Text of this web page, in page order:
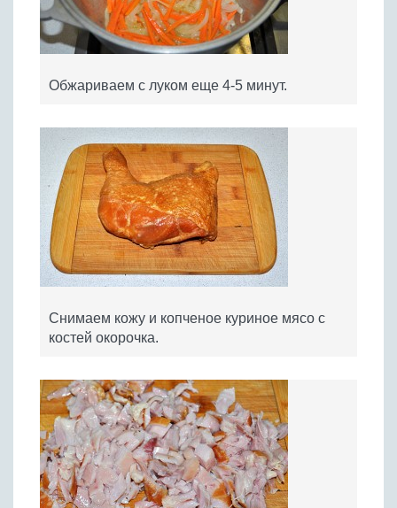
Обжариваем с луком еще 4-5 минут.
Снимаем кожу и копченое куриное мясо с
костей окорочка.